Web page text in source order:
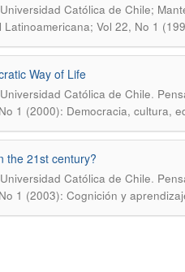
Católica de Chile;
Vol 22, No 1
Way of Life
Católica de Chile.
1 (2000): Democracia, cultura,
the 21st century?
Católica de Chile.
1 (2003): Cognición y